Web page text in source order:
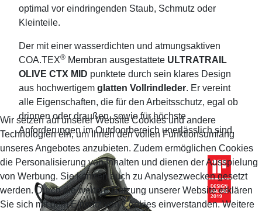
optimal vor eindringenden Staub, Schmutz oder
Kleinteile.
Der mit einer wasserdichten und atmungsaktiven
COA.TEX® Membran ausgestattete ULTRATRAIL
OLIVE CTX MID punktete durch sein klares Design
aus hochwertigem glatten Vollrindleder. Er vereint
alle Eigenschaften, die für den Arbeitsschutz, egal ob
drinnen oder draußen, sowie für höchste
Anforderungen im Outdoorbereich unerlässlich sind.
Wir setzen auf unserer Website Cookies und andere
Technologien ein, um Ihnen den vollen Funktionsumfang
unseres Angebotes anzubieten. Zudem ermöglichen Cookies
die Personalisierung von Inhalten und dienen der Ausspielung
von Werbung. Sie können auch zu Analysezwecken gesetzt
werden. Durch die weitere Nutzung unserer Website erklären
Sie sich mit dem Einsatz von Cookies einverstanden. Weitere